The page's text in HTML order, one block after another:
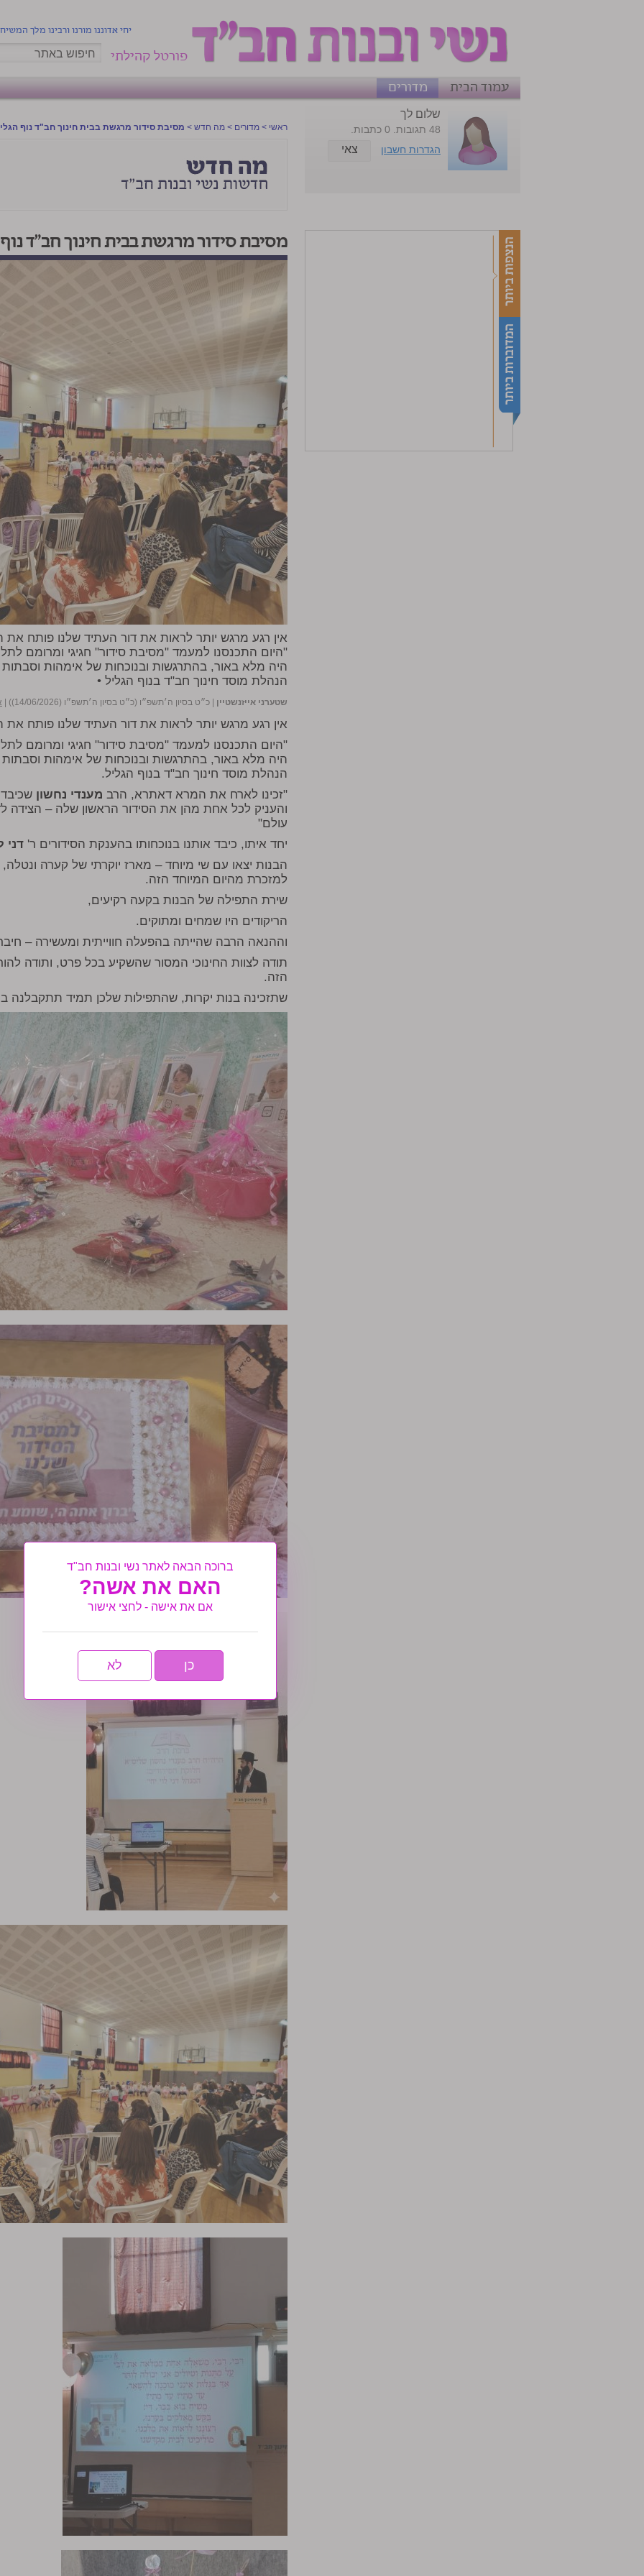
יחי אדוננו מורנו ורבינו מלך
פורטל קהילתי
עמוד הבית
מדורים
ראשי > מדורים > מה חדש > מסיבת סידור מרגשת בבית חינוך חב"ד נוף
מסיבת סידור מרגשת בבית חינוך חב"ד
אין רגע מרגש יותר לראות את דור העתיד שלנו פותח
"היום התכנסנו למעמד "מסיבת סידור" חגיגי ומרומם
היה מלא באור, בהתרגשות ובנוכחות של אימהות
הנהלת מוסד חינוך חב"ד בנוף הגליל •
שטערני אייזנשטיין כ״ט בסיון ה׳תשפ״ו (כ״ט בסיון ה׳תשפ״ו (14/06/2026))
אין רגע מרגש יותר לראות את דור העתיד שלנו פותח
"היום התכנסנו למעמד "מסיבת סידור" חגיגי ומרומם
היה מלא באור, בהתרגשות ובנוכחות של אימהות
הנהלת מוסד חינוך חב"ד בנוף הגליל.
"זכינו לארח את המרא דאתרא, הרב מענדי נחשון
והעניק לכל אחת מהן את הסידור הראשון שלה – הצידה
עולם"
יחד איתו, כיבד אותנו בנוכחותו בהענקת הסידורים ר' דני
הבנות יצאו עם שי מיוחד – מארז יוקרתי של קערה
למזכרת מהיום המיוחד הזה.
שירת התפילה של הבנות בקעה רקיעים,
הריקודים היו שמחים ומתוקים.
וההנאה הרבה שהייתה בהפעלה חווייתית ומעשירה –
תודה לצוות החינוכי המסור שהשקיע בכל פרט, ותודה
הזה.
שתזכינה בנות יקרות, שהתפילות שלכן תמיד תתקבלנה
שלום לך
48 תגובות. 0 כתבות.
הגדרות חשבון
צאי
ברוכה הבאה לאתר נשי ובנות חב"ד
האם את אשה?
אם את אישה - לחצי אישור
כן לא